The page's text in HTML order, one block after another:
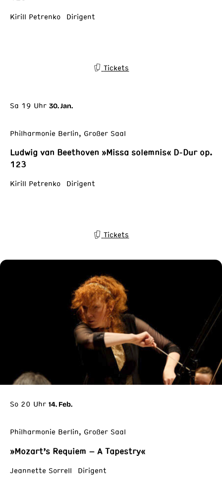
Kirill Petrenko Dirigent
Tickets
Sa 19 Uhr 30. Jan.
Philharmonie Berlin, Großer Saal
Ludwig van Beethoven »Missa solemnis« D-Dur op.
123
Kirill Petrenko Dirigent
Tickets
So 20 Uhr 14. Feb.
Philharmonie Berlin, Großer Saal
»Mozart’s Requiem – A Tapestry«
Jeannette Sorrell Dirigent